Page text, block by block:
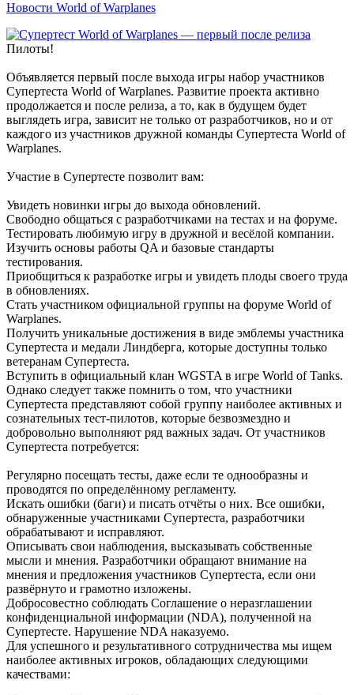
Новости World of Warplanes
Пилоты!
Объявляется первый после выхода игры набор участников
Супертеста World of Warplanes. Развитие проекта активно
продолжается и после релиза, а то, как в будущем будет
выглядеть игра, зависит не только от разработчиков, но и от
каждого из участников дружной команды Супертеста World of
Warplanes.
Участие в Супертесте позволит вам:
Увидеть новинки игры до выхода обновлений.
Свободно общаться с разработчиками на тестах и на форуме.
Тестировать любимую игру в дружной и весёлой компании.
Изучить основы работы QA и базовые стандарты
тестирования.
Приобщиться к разработке игры и увидеть плоды своего труда
в обновлениях.
Стать участником официальной группы на форуме World of
Warplanes.
Получить уникальные достижения в виде эмблемы участника
Супертеста и медали Линдберга, которые доступны только
ветеранам Супертеста.
Вступить в официальный клан WGSTA в игре World of Tanks.
Однако следует также помнить о том, что участники
Супертеста представляют собой группу наиболее активных и
сознательных тест-пилотов, которые безвозмездно и
добровольно выполняют ряд важных задач. От участников
Супертеста потребуется:
Регулярно посещать тесты, даже если те однообразны и
проводятся по определённому регламенту.
Искать ошибки (баги) и писать отчёты о них. Все ошибки,
обнаруженные участниками Супертеста, разработчики
обрабатывают и исправляют.
Описывать свои наблюдения, высказывать собственные
мысли и мнения. Разработчики обращают внимание на
мнения и предложения участников Супертеста, если они
развёрнуто и грамотно изложены.
Добросовестно соблюдать Соглашение о неразглашении
конфиденциальной информации (NDA), полученной на
Супертесте. Нарушение NDA наказуемо.
Для успешного и результативного сотрудничества мы ищем
наиболее активных игроков, обладающих следующими
качествами: